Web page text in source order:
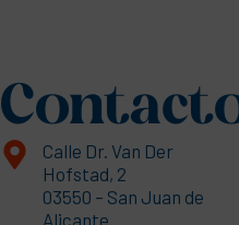
Calle Dr. Van Der
Hofstad, 2
03550 – San Juan de
Alicante